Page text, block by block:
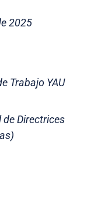
2025
Trabajo YAU
Directrices